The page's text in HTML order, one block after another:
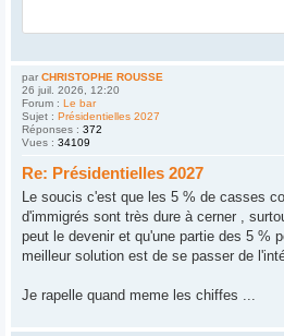
par CHRISTOPHE ROUSSE
26 juil. 2026, 12:20
Forum : Le bar
Sujet : Présidentielles 2027
Réponses : 372
Vues : 34109
Re: Présidentielles 2027
Le soucis c'est que les 5 % de casses
d'immigrés sont très dure à cerner ,
peut le devenir et qu'une partie des 5 %
meilleur solution est de se passer de
Je rapelle quand meme les chiffes ...